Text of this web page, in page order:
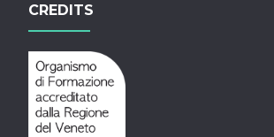
CREDITS